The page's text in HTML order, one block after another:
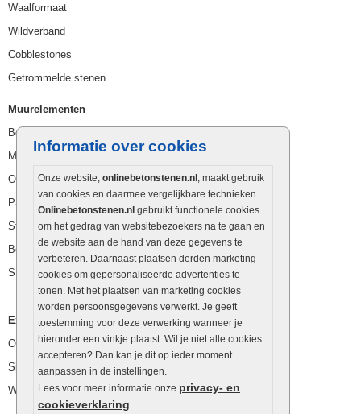
Informatie over cookies
Onze website, onlinebetonstenen.nl , maakt gebruik
van cookies en daarmee vergelijkbare technieken.
Onlinebetonstenen.nl gebruikt functionele cookies
om het gedrag van websitebezoekers na te gaan en
de website aan de hand van deze gegevens te
verbeteren. Daarnaast plaatsen derden marketing
cookies om gepersonaliseerde advertenties te
tonen. Met het plaatsen van marketing cookies
worden persoonsgegevens verwerkt. Je geeft
toestemming voor deze verwerking wanneer je
hieronder een vinkje plaatst. Wil je niet alle cookies
accepteren? Dan kan je dit op ieder moment
aanpassen in de instellingen.
Lees voor meer informatie onze privacy- en
cookieverklaring.
Waalformaat
Wildverband
Cobblestones
Getrommelde stenen
Muurelementen
Betonbielzen
Muurstenen
Opsluitbanden
Palissaden
Stapelblokken
Betonblokken
Stapelstenen
Extra benodigdheden
Ophoogzand
Siergrind en siersplit
Waterafvoer